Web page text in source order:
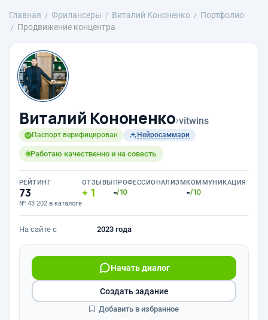
Главная Фрилансеры Виталий Кононенко
Портфолио
Продвижение концентра
Виталий Кононенко›vitwins
Паспорт верифицирован Нейросаммари
Работаю качественно и на совесть
РЕЙТИНГ
73
№ 43 202 в каталоге
ОТЗЫВЫ
1
ПРОФЕССИОНАЛИЗМ
-/10
КОММУНИКАЦИЯ
-/10
На сайте с 2023 года
Начать диалог
Создать задание
Добавить в избранное